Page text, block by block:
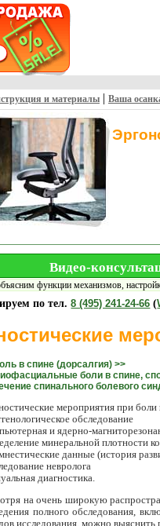
и материалы | Ваша
Видео-
функции механизмов,
по тел.8 (495) 241-24-66 (
в спине (дорсалгия) >>
боли в спине,
спинального болевого
мероприятия при боли
обследование
и ядерно-
минеральной плотности
данные (история
невролога
диагностика.
на очень широкую
полного обследования,
исследования, можно